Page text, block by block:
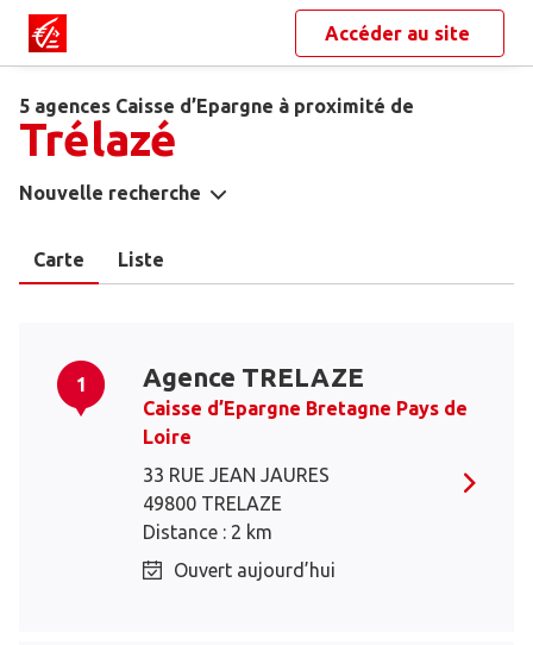
Accéder au site
5 agences Caisse d’Epargne à proximité de
Trélazé
Nouvelle recherche
Carte Liste
1 Agence TRELAZE
Caisse d’Epargne Bretagne Pays de
Loire
33 RUE JEAN JAURES
49800 TRELAZE
Distance : 2 km
Ouvert aujourd’hui